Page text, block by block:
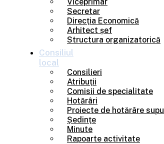
Secretar
Direcția Economică
Arhitect șef
Structura organizatorică
Consiliul
local
Consilieri
Atribuții
Comisii de specialitate
Hotărâri
Proiecte de hotărâre
Ședințe
Minute
Rapoarte activitate